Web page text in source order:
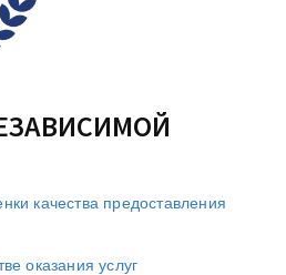
качества предоставления
оказания услуг